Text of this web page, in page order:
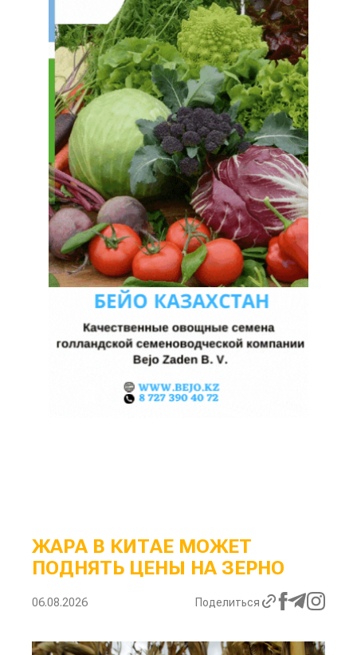
ЖАРА В КИТАЕ МОЖЕТ
ПОДНЯТЬ ЦЕНЫ НА ЗЕРНО
06.08.2026 Поделиться